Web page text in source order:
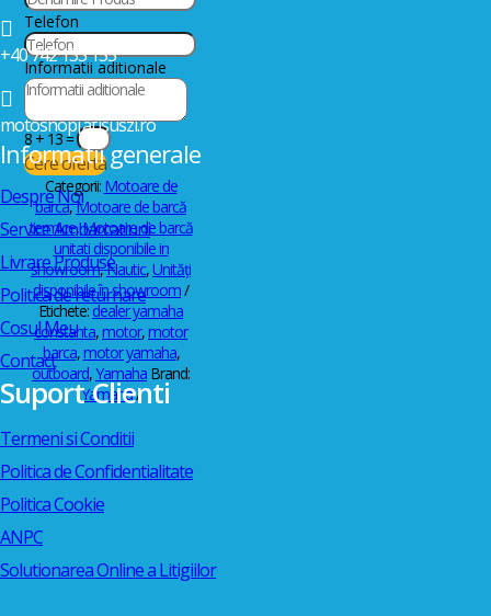
Telefon
Informatii aditionale
8 + 13=
Cere oferta
Categorii: Motoare de
barca,Motoare de barcă
termice,Motoare de barcă
unitati disponibile in
showroom,Nautic,Unități
disponibile în showroom
Etichete:dealer yamaha
constanta,motor,motor
barca,motor yamaha,
outboard,Yamaha Brand:
Yamaha

+40 742 133 155

motoshop[at]suszi.ro
Informatii generale
Despre Noi
Service Ambarcatiuni
Livrare Produse
Politica de returnare
Cosul Meu
Contact
Suport Clienti
Termeni si Conditii
Politica de Confidentialitate
Politica Cookie
ANPC
Solutionarea Online a Litigiilor